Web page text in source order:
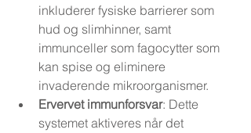
inkluderer fysiske barrierer som
hud og slimhinner, samt
immunceller som fagocytter som
kan spise og eliminere
invaderende mikroorganismer.
Ervervet immunforsvar: Dette
systemet aktiveres når det